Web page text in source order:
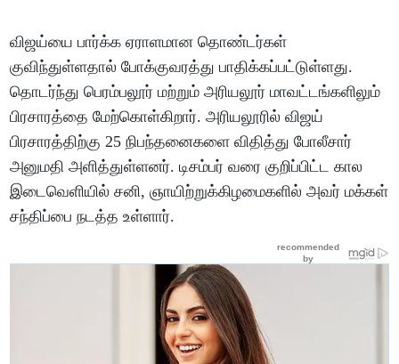
விஜய்யை பார்க்க ஏராளமான தொண்டர்கள்
குவிந்துள்ளதால் போக்குவரத்து பாதிக்கப்பட்டுள்ளது.
தொடர்ந்து பெரம்பலூர் மற்றும் அரியலூர் மாவட்டங்களிலும்
பிரசாரத்தை மேற்கொள்கிறார். அரியலூரில் விஜய்
பிரசாரத்திற்கு 25 நிபந்தனைகளை விதித்து போலீசார்
அனுமதி அளித்துள்ளனர். டிசம்பர் வரை குறிப்பிட்ட கால
இடைவெளியில் சனி, ஞாயிற்றுக்கிழமைகளில் அவர் மக்கள்
சந்திப்பை நடத்த உள்ளார்.